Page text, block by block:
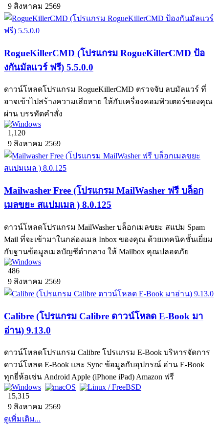
9 สิงหาคม 2569
RogueKillerCMD (โปรแกรม RogueKillerCMD ป้อ
งกันมัลแวร์ ฟรี) 5.5.0.0
ดาวน์โหลดโปรแกรม RogueKillerCMD ตรวจจับ ลบมัลแวร์ ที่
อาจเข้าไปสร้างความเสียหาย ให้กับเครื่องคอมพิวเตอร์ของคุณ
ผ่าน บรรทัดคำสั่ง
1,120
9 สิงหาคม 2569
Mailwasher Free (โปรแกรม MailWasher ฟรี บล็อก
เมลขยะ สแปมเมล ) 8.0.125
ดาวน์โหลดโปรแกรม MailWasher บล็อกเมลขยะ สแปม Spam
Mail ที่จะเข้ามาในกล่องเมล Inbox ของคุณ ด้วยเทคนิคชั้นเยี่ยม
กับฐานข้อมูลเมลบัญชีดำกลาง ให้ Mailbox คุณปลอดภัย
486
9 สิงหาคม 2569
Calibre (โปรแกรม Calibre ดาวน์โหลด E-Book มา
อ่าน) 9.13.0
ดาวน์โหลดโปรแกรม Calibre โปรแกรม E-Book บริหารจัดการ
ดาวน์โหลด E-Book และ Sync ข้อมูลกับอุปกรณ์ อ่าน E-Book
ทุกยี่ห้อเช่น Android Apple (iPhone iPad) Amazon ฟรี
15,315
9 สิงหาคม 2569
ดูเพิ่มเติม...